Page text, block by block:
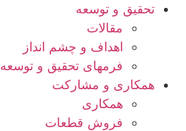
تحقيق و توسعه
مقالات
اهداف و چشم انداز
فرمهای تحقیق و توسعه
همکاری و مشارکت
همکاری
فروش قطعات